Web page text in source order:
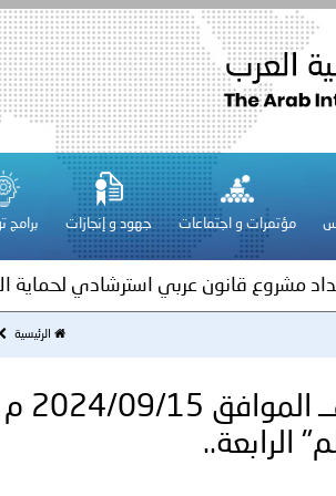
مؤتمرات و اجتماعات جهود و إنجازات برامج
سلطنة عُمان ـ 1448/
لمجلس وزراء الداخلية العرب بمناسبة
مشروع قانون عربي استرشادي لحماية
عشر للمسؤولين عن الأمن السياحي
فلسطين ـ 1448/02/22هـ
الرئيسية